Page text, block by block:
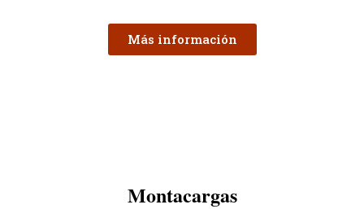
Más información
Montacargas